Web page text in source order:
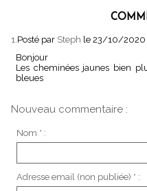
1. Posté par Steph le 23/10/2020
Bonjour
Les cheminées jaunes bien
bleues
Nouveau commentaire :
Nom * :
Adresse email (non publiée) * :